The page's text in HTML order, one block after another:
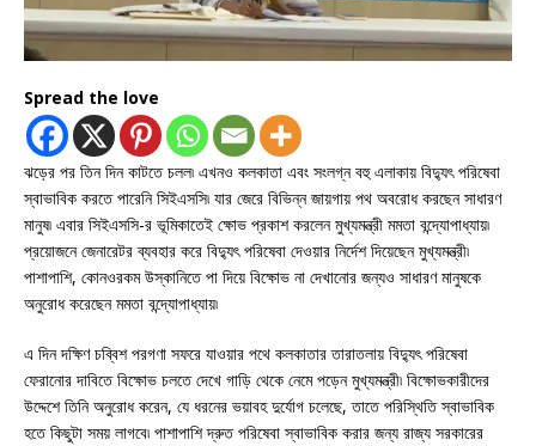
Spread the love
ঝড়ের পর তিন দিন কাটতে চলল৷ এখনও কলকাতা এবং সংলগ্ন বহু এলাকায় বিদ্যুৎ পরিষেবা
স্বাভাবিক করতে পারেনি সিইএসসি৷ যার জেরে বিভিন্ন জায়গায় পথ অবরোধ করছেন সাধারণ
মানুষ৷ এবার সিইএসসি-র ভূমিকাতেই ক্ষোভ প্রকাশ করলেন মুখ্যমন্ত্রী মমতা বন্দ্যোপাধ্যায়৷
প্রয়োজনে জেনারেটর ব্যবহার করে বিদ্যুৎ পরিষেবা দেওয়ার নির্দেশ দিয়েছেন মুখ্যমন্ত্রী৷
পাশাপাশি, কোনওরকম উস্কানিতে পা দিয়ে বিক্ষোভ না দেখানোর জন্যও সাধারণ মানুষকে
অনুরোধ করেছেন মমতা বন্দ্যোপাধ্যায়৷
এ দিন দক্ষিণ চব্বিশ পরগণা সফরে যাওয়ার পথে কলকাতার তারাতলায় বিদ্যুৎ পরিষেবা
ফেরানোর দাবিতে বিক্ষোভ চলতে দেখে গাড়ি থেকে নেমে পড়েন মুখ্যমন্ত্রী৷ বিক্ষোভকারীদের
উদ্দেশে তিনি অনুরোধ করেন, যে ধরনের ভয়াবহ দুর্যোগ চলেছে, তাতে পরিস্থিতি স্বাভাবিক
হতে কিছুটা সময় লাগবে৷ পাশাপাশি দ্রুত পরিষেবা স্বাভাবিক করার জন্য রাজ্য সরকারের